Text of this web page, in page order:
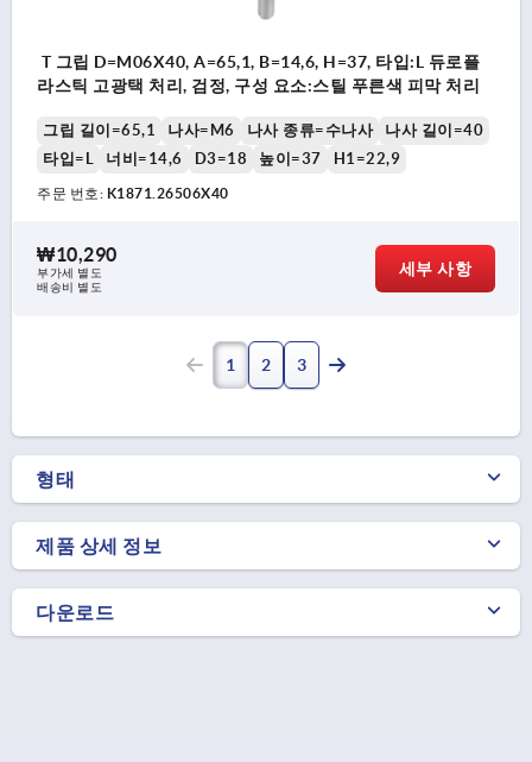
T 그립 D=M06X40, A=65,1, B=14,6, H=37, 타입:L 듀로플
라스틱 고광택 처리, 검정, 구성 요소:스틸 푸른색 피막 처리
그립 길이=65,1 나사=M6 나사 종류=수나사
나사 길이=40
타입=L
너비=14,6 D3=18 높이=37 H1=22,9
주문 번호: K1871.26506X40
₩10,290
부가세 별도
배송비 별도
세부 사항
1 2 3
형태
제품 상세 정보
다운로드